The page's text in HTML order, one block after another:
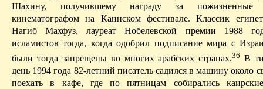
Шахину, получившему награду за пожизненные
кинематографом на Канн­ском фестивале. Классик
НагибМахфуз, лауреат Нобелевской премии 1988
исламистов тогда, когда одобрил подписание мира с
были тогда запрещены во многих арабских странах.36 В
день 1994 года 82-летний писатель садился в машину около
поехать в кафе, где по пятницам собирались